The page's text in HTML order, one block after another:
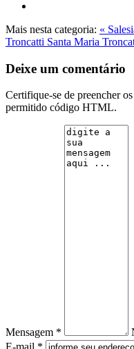
Mais nesta categoria: «
Troncatti Santa Maria
Deixe um comentário
Certifique-se de preencher
permitido código HTML.
Mensagem *